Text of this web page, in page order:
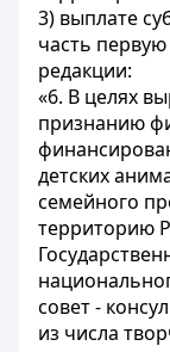
3) выплате
часть
редакции:
«6. В целях
признанию
детских
семейного
территорию
совет -
из числа